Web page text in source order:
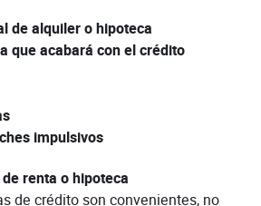
de alquiler o hipoteca
que acabará con el crédito
impulsivos
renta o hipoteca
de crédito son convenientes, no